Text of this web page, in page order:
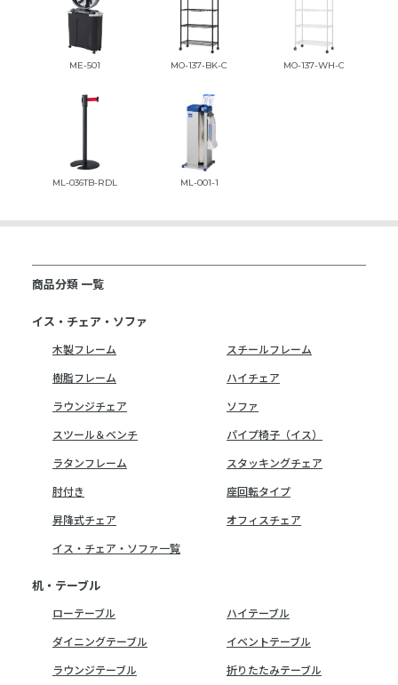
ME-501 MO-137-BK-C MO-137-WH-C
ML-036TB-RDL ML-001-1
商品分類 一覧
イス・チェア・ソファ
木製フレーム
スチールフレーム
樹脂フレーム
ハイチェア
ラウンジチェア
ソファ
スツール＆ベンチ
パイプ椅子（イス）
ラタンフレーム
スタッキングチェア
肘付き
座回転タイプ
昇降式チェア
オフィスチェア
イス・チェア・ソファ一覧
机・テーブル
ローテーブル
ハイテーブル
ダイニングテーブル
イベントテーブル
ラウンジテーブル
折りたたみテーブル